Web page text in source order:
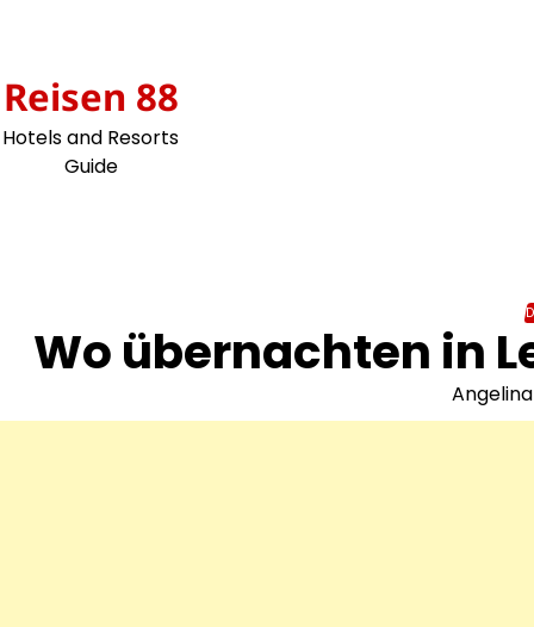
Reisen 88
Hotels and Resorts
Guide
Wo übernachten in
Angelina